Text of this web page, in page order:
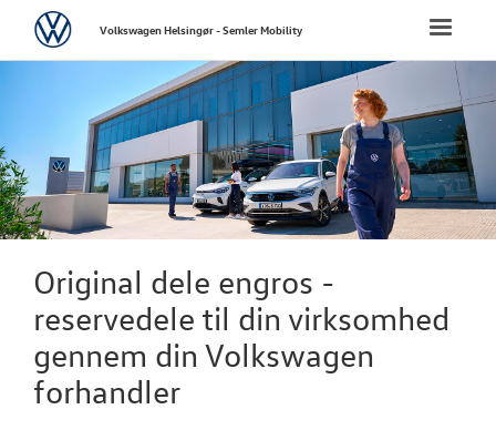
FORSIDE
NYE
BRUGTE BILER
SKADECENTER
Toggle
VolkswagenVolkswagen Helsingør - Semler Mobility
Original dele engros -
reservedele til din virksomhed
gennem din Volkswagen
forhandler